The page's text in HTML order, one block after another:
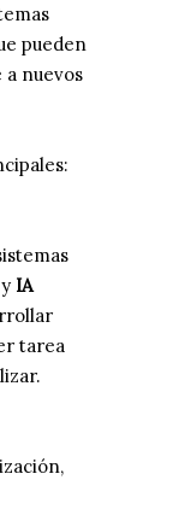
pueden
a nuevos
IA
tarea